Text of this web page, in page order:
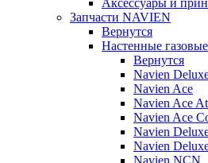
Аксессуары и
Запчасти NAVIEN
Вернутся
Настенные
Вернутся
Navien
Navien Ace
Navien Ace
Navien Ace
Navien
Navien
Navien NCN